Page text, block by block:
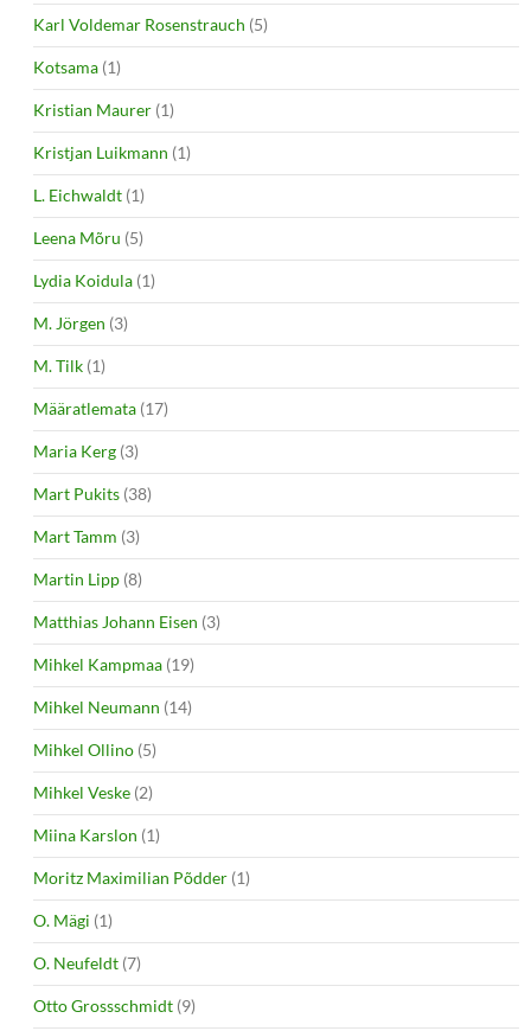
Karl Voldemar Rosenstrauch (5)
Kotsama (1)
Kristian Maurer (1)
Kristjan Luikmann (1)
L. Eichwaldt (1)
Leena Mõru (5)
Lydia Koidula (1)
M. Jörgen (3)
M. Tilk (1)
Määratlemata (17)
Maria Kerg (3)
Mart Pukits (38)
Mart Tamm (3)
Martin Lipp (8)
Matthias Johann Eisen (3)
Mihkel Kampmaa (19)
Mihkel Neumann (14)
Mihkel Ollino (5)
Mihkel Veske (2)
Miina Karslon (1)
Moritz Maximilian Põdder (1)
O. Mägi (1)
O. Neufeldt (7)
Otto Grossschmidt (9)